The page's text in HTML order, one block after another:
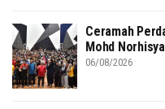
Ceramah
Mohd
06/08/2026